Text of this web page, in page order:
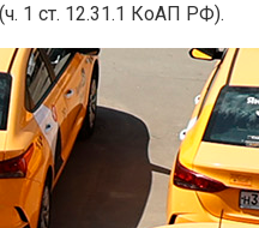
1 ст. 12.31.1 КоАП РФ).